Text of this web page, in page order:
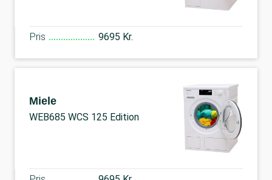
Pris 9695 Kr.
Miele
WEB685 WCS 125 Edition